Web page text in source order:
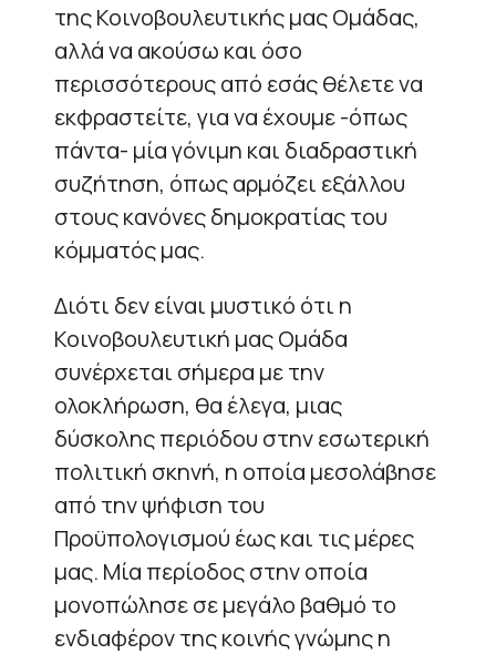
της Κοινοβουλευτικής μας Ομάδας,
αλλά να ακούσω και όσο
περισσότερους από εσάς θέλετε να
εκφραστείτε, για να έχουμε -όπως
πάντα- μία γόνιμη και διαδραστική
συζήτηση, όπως αρμόζει εξάλλου
στους κανόνες δημοκρατίας του
κόμματός μας.
Διότι δεν είναι μυστικό ότι η
Κοινοβουλευτική μας Ομάδα
συνέρχεται σήμερα με την
ολοκλήρωση, θα έλεγα, μιας
δύσκολης περιόδου στην εσωτερική
πολιτική σκηνή, η οποία μεσολάβησε
από την ψήφιση του
Προϋπολογισμού έως και τις μέρες
μας. Μία περίοδος στην οποία
μονοπώλησε σε μεγάλο βαθμό το
ενδιαφέρον της κοινής γνώμης η